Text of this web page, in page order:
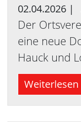
02.04.2026 |
Der
eine neue
Hauck und
Weiterlesen